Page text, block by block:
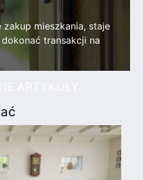
mieszkania, staje
transakcji na